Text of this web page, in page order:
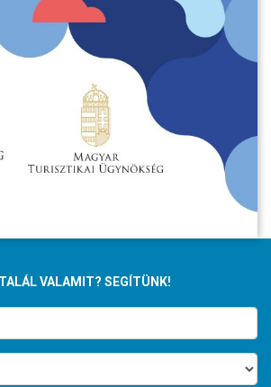
VALAMIT? SEGÍTÜNK!